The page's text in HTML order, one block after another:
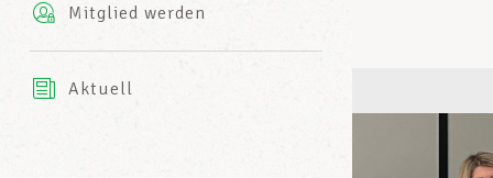
Mitglied werden
Aktuell